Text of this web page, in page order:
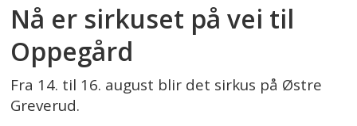
Nå er sirkuset på vei til
Oppegård
Fra 14. til 16. august blir det sirkus på Østre
Greverud.